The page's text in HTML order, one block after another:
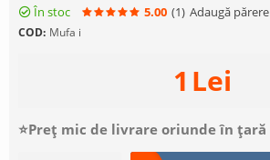
În stoc 5.00 (1) Adaugă părere
COD: Mufa i
1 Lei
⭐Preț mic de livrare oriunde în țară